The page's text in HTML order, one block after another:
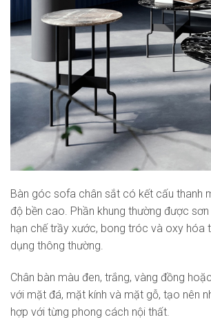
Bàn góc sofa chân sắt có kết cấu thanh
độ bền cao. Phần khung thường được
hạn chế trầy xước, bong tróc và oxy hóa
dụng thông thường.
Chân bàn màu đen, trắng, vàng đồng
với mặt đá, mặt kính và mặt gỗ, tạo nên
hợp với từng phong cách nội thất.